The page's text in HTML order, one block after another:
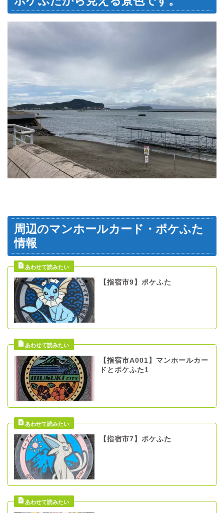
周辺のマンホールカード・ポケふた
情報
【指宿市9】ポケふた
【指宿市A001】マンホールカー
ドとポケふた1
【指宿市7】ポケふた